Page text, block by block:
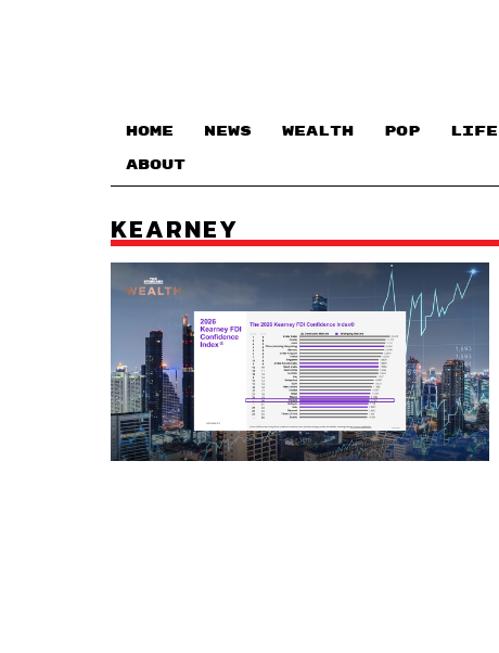
HOME NEWS WEALTH POP LIFE
ABOUT
KEARNEY